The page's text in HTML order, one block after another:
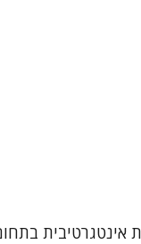
אינטגרטיבית